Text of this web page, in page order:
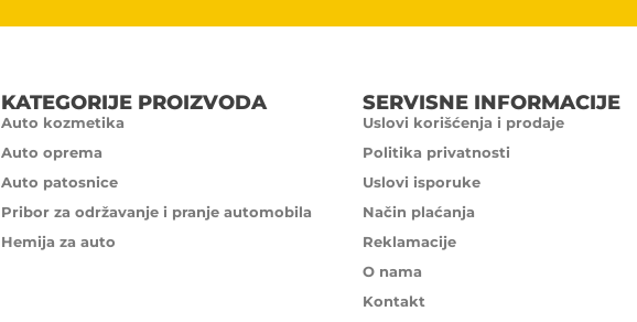
KATEGORIJE PROIZVODA
Auto kozmetika
Auto oprema
Auto patosnice
Pribor za održavanje i pranje automobila
Hemija za auto
SERVISNE INFORMACIJE
Uslovi korišćenja i prodaje
Politika privatnosti
Uslovi isporuke
Način plaćanja
Reklamacije
O nama
Kontakt